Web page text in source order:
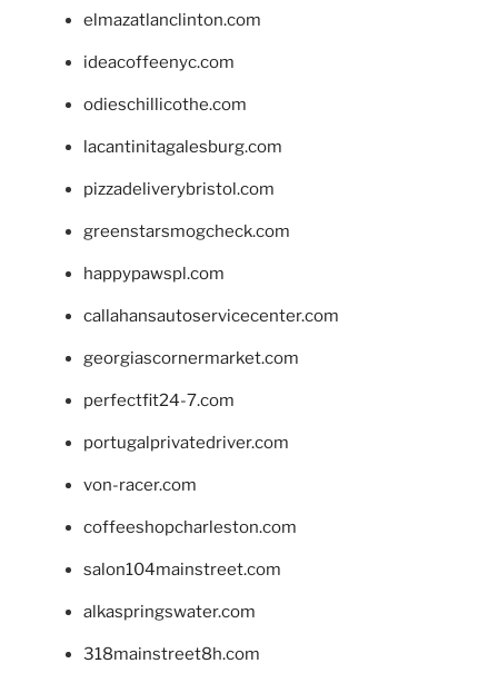
elmazatlanclinton.com
ideacoffeenyc.com
odieschillicothe.com
lacantinitagalesburg.com
pizzadeliverybristol.com
greenstarsmogcheck.com
happypawspl.com
callahansautoservicecenter.com
georgiascornermarket.com
perfectfit24-7.com
portugalprivatedriver.com
von-racer.com
coffeeshopcharleston.com
salon104mainstreet.com
alkaspringswater.com
318mainstreet8h.com